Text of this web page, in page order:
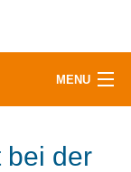
MENU
bei der